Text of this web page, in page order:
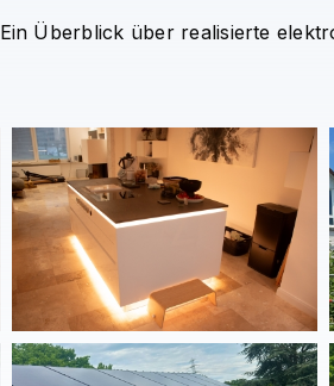
Ein Überblick über realisierte